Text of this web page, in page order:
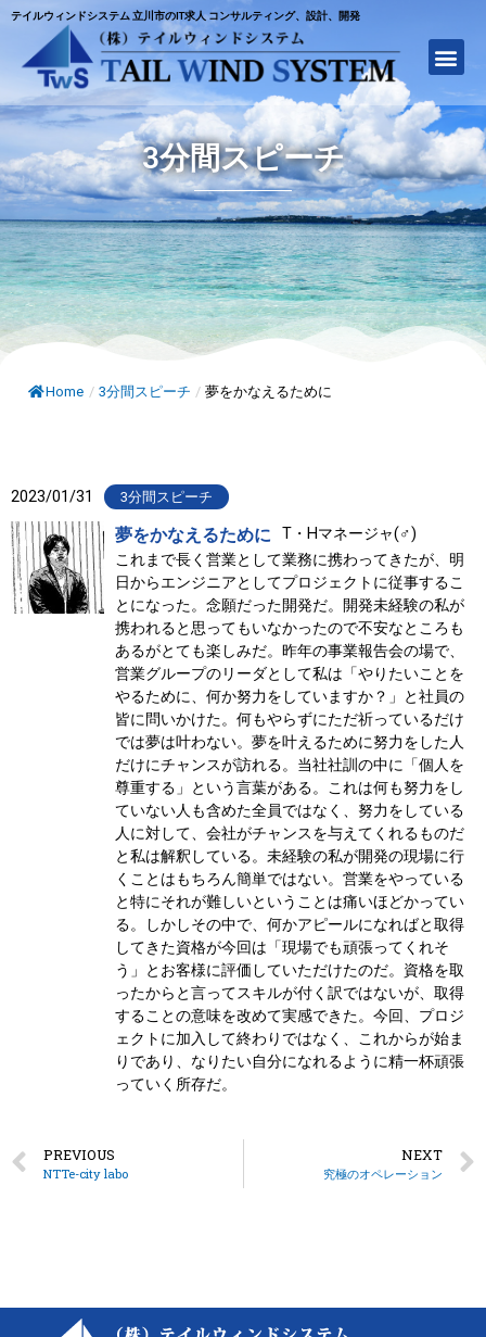
テイルウィンドシステム 立川市のIT求人 コンサルティング、設計、開発
3分間スピーチ
Home / 3分間スピーチ / 夢をかなえるために
2023/01/31 3分間スピーチ
夢をかなえるために
T・Hマネージャ(♂)
これまで長く営業として業務に携わってきたが、明
日からエンジニアとしてプロジェクトに従事するこ
とになった。念願だった開発だ。開発未経験の私が
携われると思ってもいなかったので不安なところも
あるがとても楽しみだ。昨年の事業報告会の場で、
営業グループのリーダとして私は「やりたいことを
やるために、何か努力をしていますか？」と社員の
皆に問いかけた。何もやらずにただ祈っているだけ
では夢は叶わない。夢を叶えるために努力をした人
だけにチャンスが訪れる。当社社訓の中に「個人を
尊重する」という言葉がある。これは何も努力をし
ていない人も含めた全員ではなく、努力をしている
人に対して、会社がチャンスを与えてくれるものだ
と私は解釈している。未経験の私が開発の現場に行
くことはもちろん簡単ではない。営業をやっている
と特にそれが難しいということは痛いほどかってい
る。しかしその中で、何かアピールになればと取得
してきた資格が今回は「現場でも頑張ってくれそ
う」とお客様に評価していただけたのだ。資格を取
ったからと言ってスキルが付く訳ではないが、取得
することの意味を改めて実感できた。今回、プロジ
ェクトに加入して終わりではなく、これからが始ま
りであり、なりたい自分になれるように精一杯頑張
っていく所存だ。
PREVIOUS
NTTe-city labo
NEXT
究極のオペレーション